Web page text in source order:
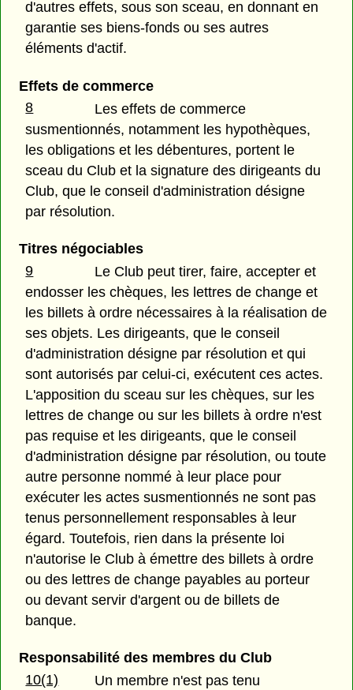
d'autres effets, sous son sceau, en donnant en
garantie ses biens-fonds ou ses autres
éléments d'actif.
Effets de commerce
8
Les effets de commerce
susmentionnés, notamment les hypothèques,
les obligations et les débentures, portent le
sceau du Club et la signature des dirigeants du
Club, que le conseil d'administration désigne
par résolution.
Titres négociables
9
Le Club peut tirer, faire, accepter et
endosser les chèques, les lettres de change et
les billets à ordre nécessaires à la réalisation de
ses objets. Les dirigeants, que le conseil
d'administration désigne par résolution et qui
sont autorisés par celui-ci, exécutent ces actes.
L'apposition du sceau sur les chèques, sur les
lettres de change ou sur les billets à ordre n'est
pas requise et les dirigeants, que le conseil
d'administration désigne par résolution, ou toute
autre personne nommé à leur place pour
exécuter les actes susmentionnés ne sont pas
tenus personnellement responsables à leur
égard. Toutefois, rien dans la présente loi
n'autorise le Club à émettre des billets à ordre
ou des lettres de change payables au porteur
ou devant servir d'argent ou de billets de
banque.
Responsabilité des membres du Club
10(1)
Un membre n'est pas tenu